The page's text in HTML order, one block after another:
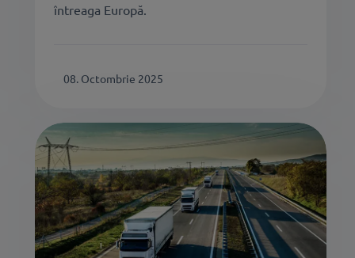
întreaga Europă.
08. Octombrie 2025